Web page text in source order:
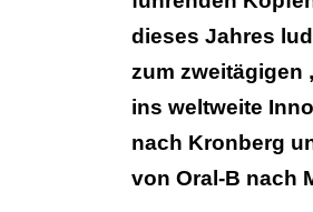
dieses Jahres
zum zweitägigen
ins weltweite
nach Kronberg
von Oral-B nach